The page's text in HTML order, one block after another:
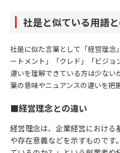
社是と似ている用語
社是に似た言葉として「経営理念
ートメント」「クレド」「ビジョ
違いを理解できている方は少な
葉の意味やニュアンスの違いを把
■経営理念との違い
経営理念は、企業経営におけ
や存在意義などを示すものです